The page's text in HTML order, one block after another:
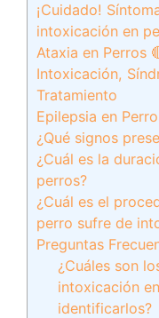
¡Cuidado!
intoxicación en
Ataxia en Perros
Intoxicación,
Tratamiento
Epilepsia en
¿Qué signos
¿Cuál es la
perros?
¿Cuál es el
perro sufre de
Preguntas
¿Cuáles son
intoxicación
identificarlos?